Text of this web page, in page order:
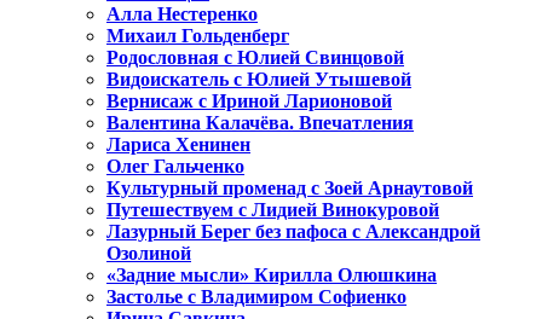
Алла Нестеренко
Михаил Гольденберг
Родословная с Юлией Свинцовой
Видоискатель с Юлией Утышевой
Вернисаж с Ириной Ларионовой
Валентина Калачёва. Впечатления
Лариса Хенинен
Олег Гальченко
Культурный променад с Зоей Арнаутовой
Путешествуем с Лидией Винокуровой
Лазурный Берег без пафоса с Александрой
Озолиной
«Задние мысли» Кирилла Олюшкина
Застолье с Владимиром Софиенко